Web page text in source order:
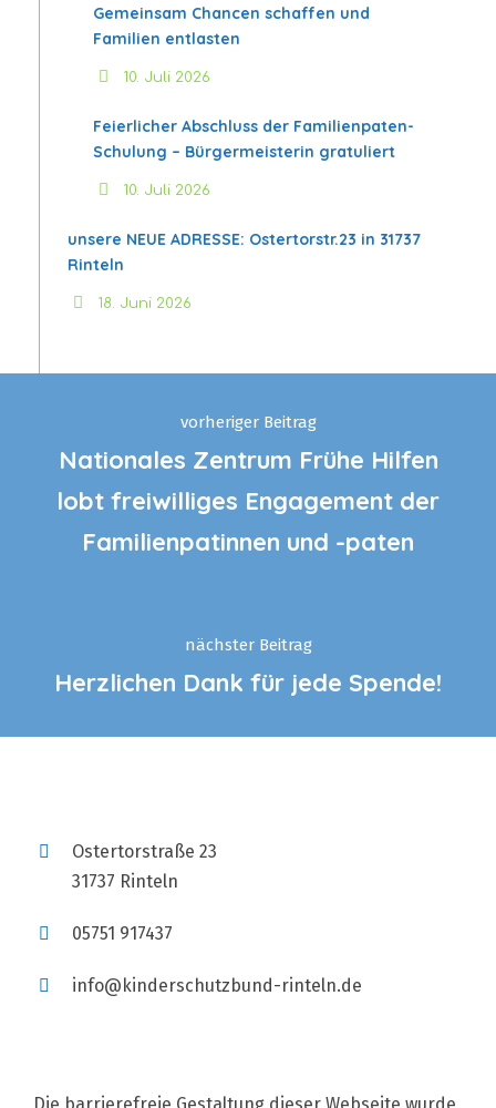
Gemeinsam Chancen schaffen und
Familien entlasten
10. Juli 2026
Feierlicher Abschluss der Familienpaten-
Schulung – Bürgermeisterin gratuliert
10. Juli 2026
unsere NEUE ADRESSE: Ostertorstr.23 in 31737
Rinteln
18. Juni 2026
vorheriger Beitrag
Nationales Zentrum Frühe Hilfen
lobt freiwilliges Engagement der
Familienpatinnen und -paten
nächster Beitrag
Herzlichen Dank für jede Spende!
Ostertorstraße 23
31737 Rinteln
05751 917437
info@kinderschutzbund-rinteln.de